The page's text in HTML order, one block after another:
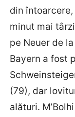
din
minut mai
pe Neuer de
Bayern a fost
(79), dar
alături.